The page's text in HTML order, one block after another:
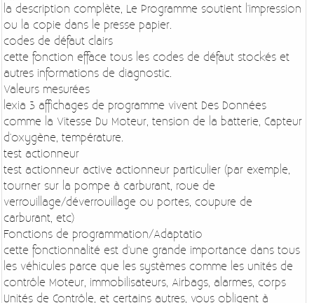
la description complète, Le Programme soutient l'impression
ou la copie dans le presse papier.
codes de défaut clairs
cette fonction efface tous les codes de défaut stockés et
autres informations de diagnostic.
Valeurs mesurées
lexia 3 affichages de programme vivent Des Données
comme la Vitesse Du Moteur, tension de la batterie, Capteur
d'oxygène, température.
test actionneur
test actionneur active actionneur particulier (par exemple,
tourner sur la pompe à carburant, roue de
verrouillage/déverrouillage ou portes, coupure de
carburant, etc)
Fonctions de programmation/Adaptatio
cette fonctionnalité est d'une grande importance dans tous
les véhicules parce que les systèmes comme les unités de
contrôle Moteur, immobilisateurs, Airbags, alarmes, corps
Unités de Contrôle, et certains autres, vous obligent à